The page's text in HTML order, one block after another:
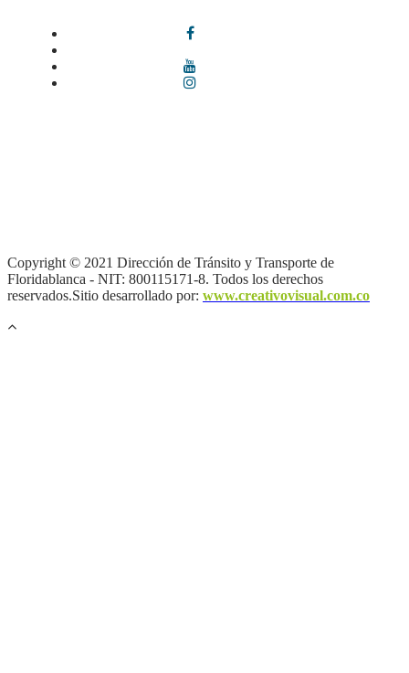
Copyright © 2021 Dirección de Tránsito y Transporte de
Floridablanca - NIT: 800115171-8. Todos los derechos
reservados.Sitio desarrollado por: www.creativovisual.com.co